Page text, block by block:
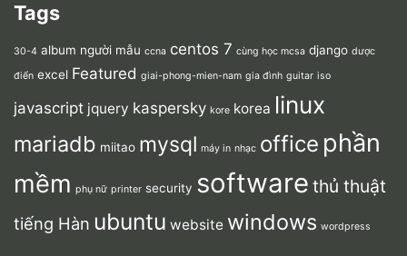
Tags
30-4 album người mẫu ccna centos 7 cùng học mcsa django dược
điển excel Featured giai-phong-mien-nam gia đình guitar iso
javascript jquery kaspersky kore korea linux
mariadb miitao mysql máy in nhạc office phần
mềm phụ nữ printer security software thủ thuật
tiếng Hàn ubuntu website windows wordpress